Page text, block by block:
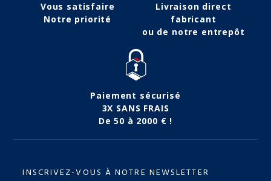
Vous satisfaire
Notre priorité
Livraison direct
fabricant
ou de notre entrepôt
Paiement sécurisé
3X SANS FRAIS
De 50 à 2000 € !
INSCRIVEZ-VOUS À NOTRE NEWSLETTER